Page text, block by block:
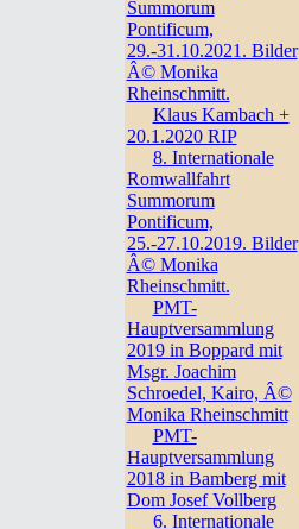
Summorum
Pontificum,
29.-31.10.2021. Bilder
Â© Monika
Rheinschmitt.
Klaus Kambach +
20.1.2020 RIP
8. Internationale
Romwallfahrt
Summorum
Pontificum,
25.-27.10.2019. Bilder
Â© Monika
Rheinschmitt.
PMT-
Hauptversammlung
2019 in Boppard mit
Msgr. Joachim
Schroedel, Kairo, Â©
Monika Rheinschmitt
PMT-
Hauptversammlung
2018 in Bamberg mit
Dom Josef Vollberg
6. Internationale